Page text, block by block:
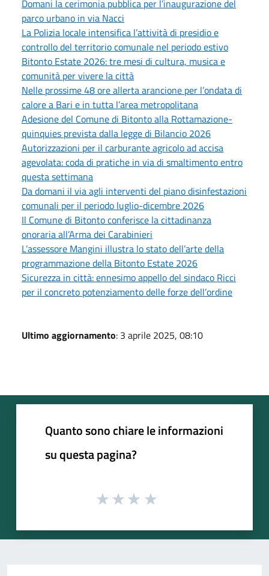
Domani la cerimonia pubblica per l’inaugurazione del
parco urbano in via Nacci
La Polizia locale intensifica l’attività di presidio e
controllo del territorio comunale nel periodo estivo
Bitonto Estate 2026: tre mesi di cultura, musica e
comunità per vivere la città
Nelle prossime 48 ore allerta arancione per l’ondata di
calore a Bari e in tutta l’area metropolitana
Adesione del Comune di Bitonto alla Rottamazione-
quinquies prevista dalla legge di Bilancio 2026
Autorizzazioni per il carburante agricolo ad accisa
agevolata: coda di pratiche in via di smaltimento entro
questa settimana
Da domani il via agli interventi del piano disinfestazioni
comunali per il periodo luglio-dicembre 2026
Il Comune di Bitonto conferisce la cittadinanza
onoraria all’Arma dei Carabinieri
L’assessore Mangini illustra lo stato dell’arte della
programmazione della Bitonto Estate 2026
Sicurezza in città: ennesimo appello del sindaco Ricci
per il concreto potenziamento delle forze dell’ordine
Ultimo aggiornamento: 3 aprile 2025, 08:10
Quanto sono chiare le informazioni
su questa pagina?